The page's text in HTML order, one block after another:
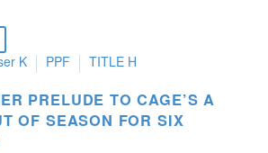
K PPF TITLE H
PRELUDE TO CAGE’S A
OF SEASON FOR SIX